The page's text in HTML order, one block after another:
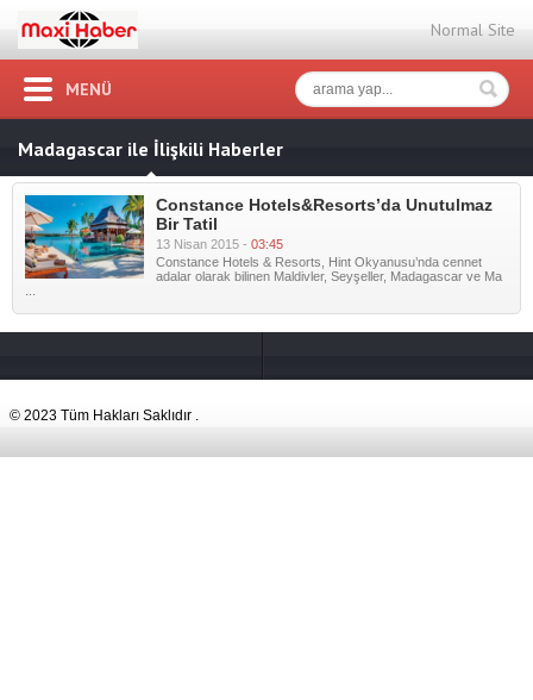
Normal Site
MENÜ
Madagascar ile İlişkili Haberler
Constance Hotels&Resorts’da Unutulmaz
Bir Tatil
13 Nisan 2015 - 03:45
Constance Hotels & Resorts, Hint Okyanusu’nda cennet
adalar olarak bilinen Maldivler, Seyşeller, Madagascar ve Ma
© 2023 Tüm Hakları Saklıdır .